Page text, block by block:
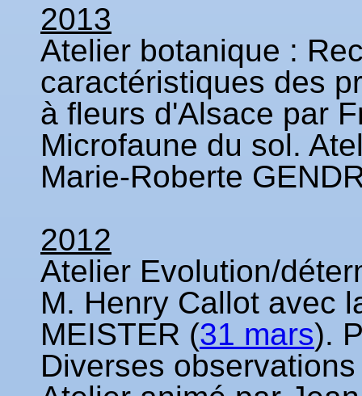
2013
Atelier botanique :
caractéristiques des
à fleurs d'Alsace par
Microfaune du sol.
Marie-Roberte
2012
Atelier Evolution/
M. Henry Callot avec
MEISTER (31 mars).
Diverses